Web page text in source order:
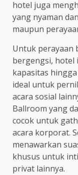
hotel juga
yang nyaman
maupun
Untuk perayaan
bergengsi, hotel
kapasitas
ideal untuk
acara sosial
Ballroom yang
cocok untuk
acara korporat.
menawarkan
khusus untuk
privat lainnya.